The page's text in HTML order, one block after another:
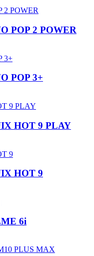
POP 2 POWER
POP 3+
HOT 9 PLAY
HOT 9
6i